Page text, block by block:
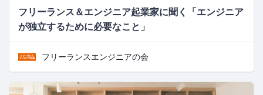
フリーランス＆エンジニア起業家に聞く「エンジニア
が独立するために必要なこと」
フリーランスエンジニアの会